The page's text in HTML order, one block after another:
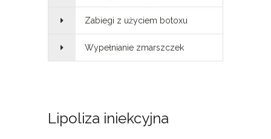
Zabiegi z użyciem botoxu
Wypełnianie zmarszczek
Lipoliza iniekcyjna